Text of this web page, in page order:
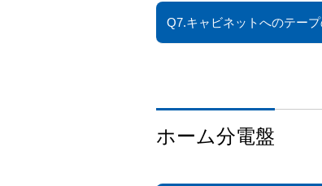
Q7.キャビネットへのテー
ホーム分電盤